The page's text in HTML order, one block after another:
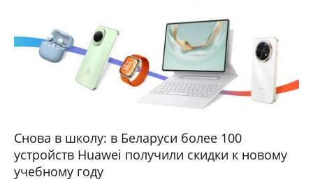
Снова в школу: в Беларуси более 100
устройств Huawei получили скидки к новому
учебному году